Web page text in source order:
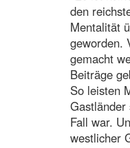
den
Mentalität
geworden.
gemacht
Beiträge
So leisten
Fall war.
westlicher